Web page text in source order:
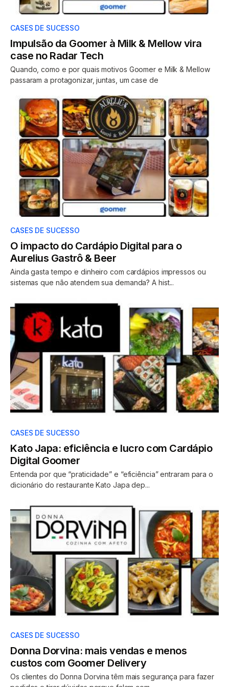
CASES DE SUCESSO
Impulsão da Goomer à Milk & Mellow vira
case no Radar Tech
Quando, como e por quais motivos Goomer e Milk & Mellow
passaram a protagonizar, juntas, um case de
CASES DE SUCESSO
O impacto do Cardápio Digital para o
Aurelius Gastrô & Beer
Ainda gasta tempo e dinheiro com cardápios impressos ou
sistemas que não atendem sua demanda? A hist...
CASES DE SUCESSO
Kato Japa: eficiência e lucro com Cardápio
Digital Goomer
Entenda por que “praticidade” e “eficiência” entraram para o
dicionário do restaurante Kato Japa dep...
CASES DE SUCESSO
Donna Dorvina: mais vendas e menos
custos com Goomer Delivery
Os clientes do Donna Dorvina têm mais segurança para fazer